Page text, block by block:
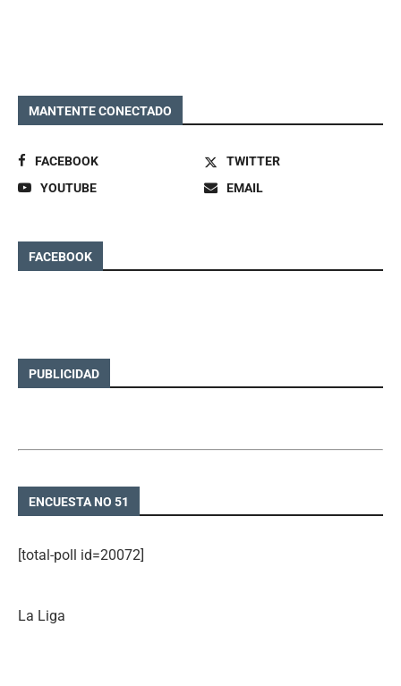
MANTENTE CONECTADO
FACEBOOK
TWITTER
YOUTUBE
EMAIL
FACEBOOK
PUBLICIDAD
ENCUESTA NO 51
[total-poll id=20072]
La Liga